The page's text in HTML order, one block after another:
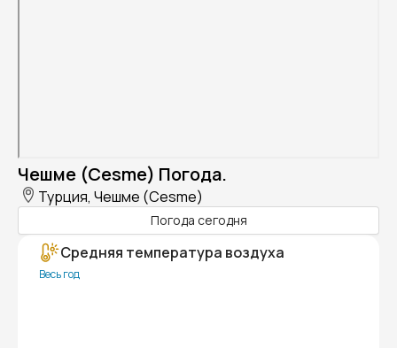
Чешме (Cesme) Погода.
Турция, Чешме (Cesme)
Погода сегодня
Средняя температура воздуха
Весь год